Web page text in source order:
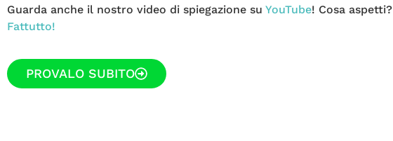
Guarda anche il nostro video di spiegazione su YouTube! Cosa aspetti?
Fattutto!
PROVALO SUBITO